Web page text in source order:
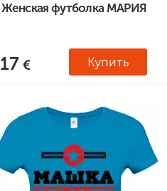
Женская футболка МАРИЯ
17 Купить